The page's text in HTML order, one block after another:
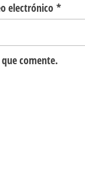
electrónico *
comente.